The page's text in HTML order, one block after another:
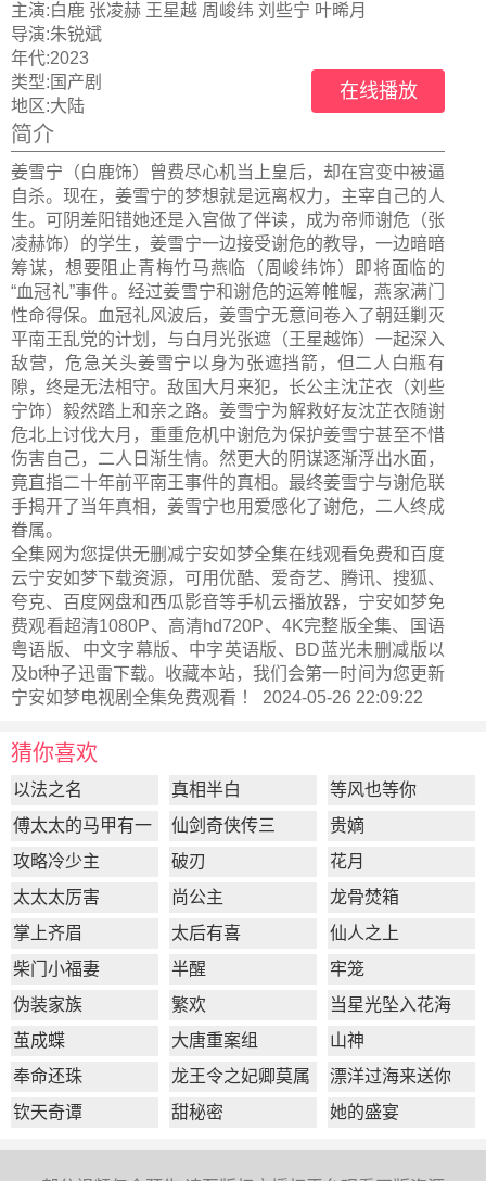
主演:白鹿 张凌赫 王星越 周峻纬 刘些宁 叶晞月
导演:朱锐斌
年代:2023
类型: 国产剧
地区:大陆
在线播放
简介
姜雪宁（白鹿饰）曾费尽心机当上皇后，却在宫变中被逼
自杀。现在，姜雪宁的梦想就是远离权力，主宰自己的人
生。可阴差阳错她还是入宫做了伴读，成为帝师谢危（张
凌赫饰）的学生，姜雪宁一边接受谢危的教导，一边暗暗
筹谋，想要阻止青梅竹马燕临（周峻纬饰）即将面临的
“血冠礼”事件。经过姜雪宁和谢危的运筹帷幄，燕家满门
性命得保。血冠礼风波后，姜雪宁无意间卷入了朝廷剿灭
平南王乱党的计划，与白月光张遮（王星越饰）一起深入
敌营，危急关头姜雪宁以身为张遮挡箭，但二人白瓶有
隙，终是无法相守。敌国大月来犯，长公主沈芷衣（刘些
宁饰）毅然踏上和亲之路。姜雪宁为解救好友沈芷衣随谢
危北上讨伐大月，重重危机中谢危为保护姜雪宁甚至不惜
伤害自己，二人日渐生情。然更大的阴谋逐渐浮出水面，
竟直指二十年前平南王事件的真相。最终姜雪宁与谢危联
手揭开了当年真相，姜雪宁也用爱感化了谢危，二人终成
眷属。
全集网为您提供无删减宁安如梦全集在线观看免费和百度
云宁安如梦下载资源，可用优酷、爱奇艺、腾讯、搜狐、
夸克、百度网盘和西瓜影音等手机云播放器，宁安如梦免
费观看超清1080P、高清hd720P、4K完整版全集、国语
粤语版、中文字幕版、中字英语版、BD蓝光未删减版以
及bt种子迅雷下载。收藏本站，我们会第一时间为您更新
宁安如梦电视剧全集免费观看 ！ 2024-05-26 22:09:22
猜你喜欢
以法之名 真相半白
等风也等你
傅太太的马甲有一
点多
仙剑奇侠传三
贵嫡
攻略冷少主
破刃
花月
太太太厉害
尚公主
龙骨焚箱
掌上齐眉
太后有喜
仙人之上
柴门小福妻
半醒
牢笼
伪装家族
繁欢
当星光坠入花海
茧成蝶
大唐重案组
山神
奉命还珠
龙王令之妃卿莫属
漂洋过海来送你
钦天奇谭
甜秘密 她的盛宴